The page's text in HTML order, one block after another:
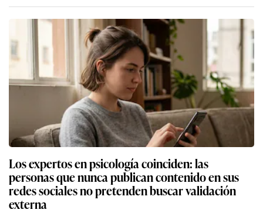
Los expertos en psicología coinciden: las
personas que nunca publican contenido en sus
redes sociales no pretenden buscar validación
externa